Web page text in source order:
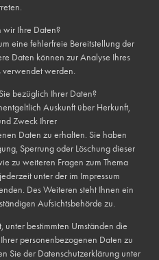
wir Ihre Daten?
eine fehlerfreie Bereitstellung der
Daten können zur Analyse Ihres
werden.
bezüglich Ihrer Daten?
Auskunft über Herkunft,
Zweck Ihrer
Daten zu erhalten. Sie haben
Sperrung oder Löschung dieser
zu weiteren Fragen zum Thema
unter der im Impressum
Des Weiteren steht Ihnen ein
Aufsichtsbehörde zu.
unter bestimmten Umständen die
personenbezogenen Daten zu
Sie der Datenschutzerklärung unter